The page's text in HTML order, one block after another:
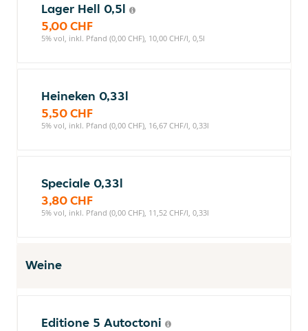
Lager Hell 0,5l
5,00 CHF
5% vol, inkl. Pfand (0,00 CHF), 10,00 CHF/l, 0,5l
Heineken 0,33l
5,50 CHF
5% vol, inkl. Pfand (0,00 CHF), 16,67 CHF/l, 0,33l
Speciale 0,33l
3,80 CHF
5% vol, inkl. Pfand (0,00 CHF), 11,52 CHF/l, 0,33l
Weine
Editione 5 Autoctoni